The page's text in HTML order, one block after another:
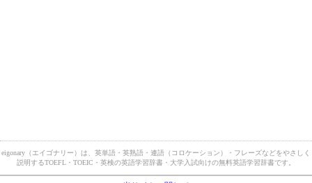
eigonary（エイゴナリー）は、英単語・英熟語・連語（コロケーション）・フレーズなどをやさしく
説明するTOEFL・TOEIC・英検の英語学習辞書・大学入試向けの無料英語学習辞書です。